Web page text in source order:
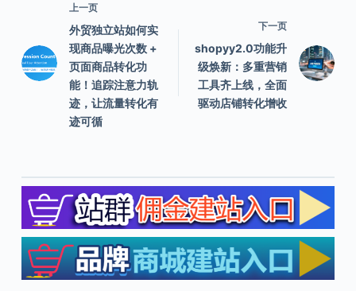
上一页
外贸独立站如何实
现商品曝光次数 +
页面商品转化功
能！追踪注意力轨
迹，让流量转化有
迹可循
下一页
shopyy2.0功能升
级焕新：多重营销
工具齐上线，全面
驱动店铺转化增收